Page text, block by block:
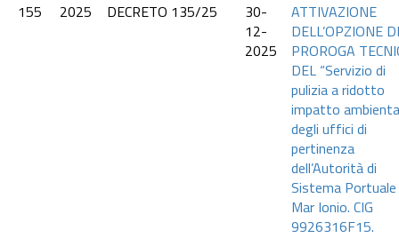
155
2025 DECRETO 135/25
30-
12-
2025
ATTIVAZIONE
DELL’OPZIONE DI
PROROGA
DEL “Servizio di
pulizia a ridotto
impatto
degli uffici di
pertinenza
dell’Autorità di
Sistema Portuale
Mar Ionio. CIG
9926316F15.